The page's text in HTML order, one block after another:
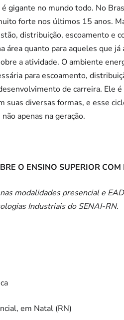
gigante no mundo todo. No
forte nos últimos 15 anos.
distribuição, escoamento e
área quanto para aqueles que
a atividade. O ambiente
para escoamento,
de carreira. Ele
suas diversas formas, e esse
apenas na geração.
O ENSINO SUPERIOR
modalidades presencial e
Industriais do SENAI-RN.
em Natal (RN)